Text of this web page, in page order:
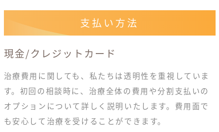
支払い方法
現金/クレジットカード
治療費用に関しても、私たちは透明性を重視していま
す。初回の相談時に、治療全体の費用や分割支払いの
オプションについて詳しく説明いたします。費用面で
も安心して治療を受けることができます。